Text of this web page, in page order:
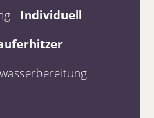
Individuell